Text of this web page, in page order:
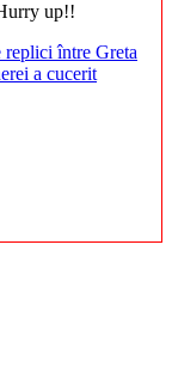
up!!
replici între Greta
a cucerit